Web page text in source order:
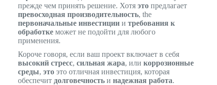
прежде чем принять решение. Хотя этопредлагает
превосходная производительность, the
первоначальные инвестициии требования к
обработкеможет не подойти для любого
применения.
Короче говоря, если ваш проект включает в себя
высокий стресс, сильная жара, или коррозионные
среды, этоэто отличная инвестиция, которая
обеспечит долговечностьи надежная работа.